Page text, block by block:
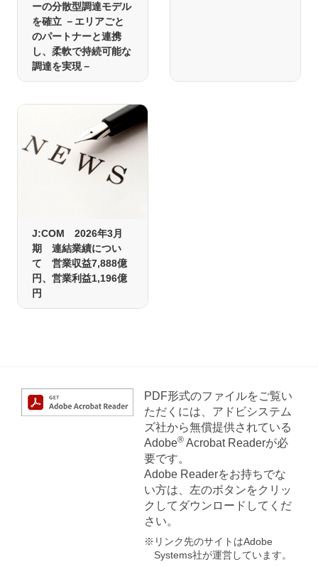
ーの分散型調達モデル
を確立 －エリアごと
のパートナーと連携
し、柔軟で持続可能な
調達を実現－
J:COM 2026年3月
期 連結業績につい
て 営業収益7,888億
円、営業利益1,196億
円
PDF形式のファイルをご覧い
ただくには、アドビシステム
ズ社から無償提供されている
Adobe®Acrobat Readerが必
要です。
Adobe Readerをお持ちでな
い方は、左のボタンをクリッ
クしてダウンロードしてくだ
さい。
※リンク先のサイトはAdobe
Systems社が運営しています。